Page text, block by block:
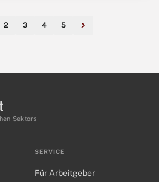
2 3 4 5
Sektors
SERVICE
Für Arbeitgeber